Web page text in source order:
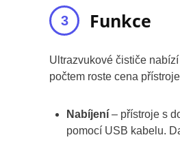
Funkce
Ultrazvukové čističe
počtem roste cena
Nabíjení – přístroje s
pomocí USB kabelu.